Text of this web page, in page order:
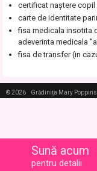
certificat naştere
carte de identitate
fisa medicala insotita
adeverinta medicala
fisa de transfer (in
Sună acum
pentru detalii
© 2026 Grădinița Mary Poppins